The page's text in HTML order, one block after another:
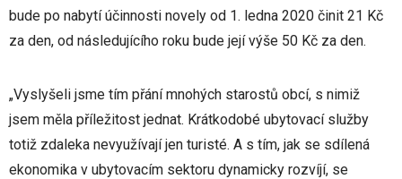
bude po nabytí účinnosti novely od 1. ledna 2020 činit 21 Kč
za den, od následujícího roku bude její výše 50 Kč za den.
„Vyslyšeli jsme tím přání mnohých starostů obcí, s nimiž
jsem měla příležitost jednat. Krátkodobé ubytovací služby
totiž zdaleka nevyužívají jen turisté. A s tím, jak se sdílená
ekonomika v ubytovacím sektoru dynamicky rozvíjí, se